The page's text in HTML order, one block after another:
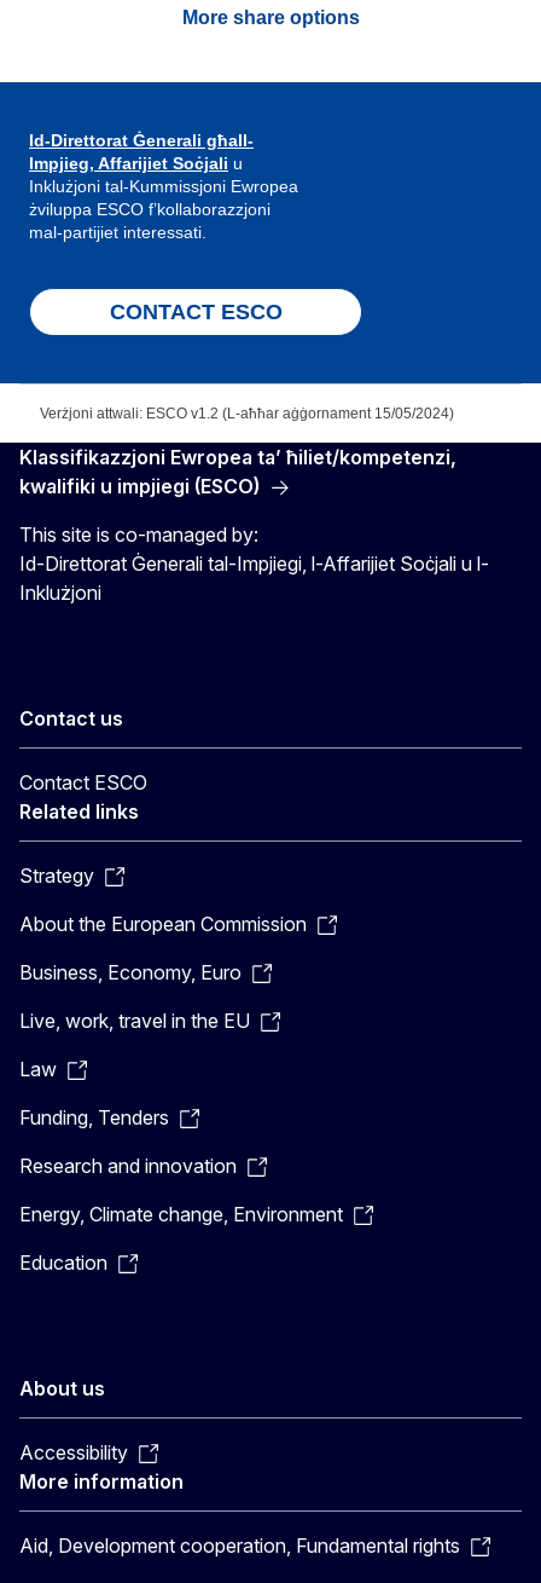
More share options
Id-Direttorat Ġenerali għall-
Impjieg, Affarijiet Soċjali u
Inklużjoni tal-Kummissjoni Ewropea
żviluppa ESCO f’kollaborazzjoni
mal-partijiet interessati.
CONTACT ESCO
Verżjoni attwali: ESCO v1.2 (L-aħħar aġġornament 15/05/2024)
Klassifikazzjoni Ewropea ta’ ħiliet/kompetenzi,
kwalifiki u impjiegi (ESCO)
This site is co-managed by:
Id-Direttorat Ġenerali tal-Impjiegi, l-Affarijiet Soċjali u l-
Inklużjoni
Contact us
Contact ESCO
Related links
Strategy
About the European Commission
Business, Economy, Euro
Live, work, travel in the EU
Law
Funding, Tenders
Research and innovation
Energy, Climate change, Environment
Education
About us
Accessibility
More information
Aid, Development cooperation, Fundamental rights